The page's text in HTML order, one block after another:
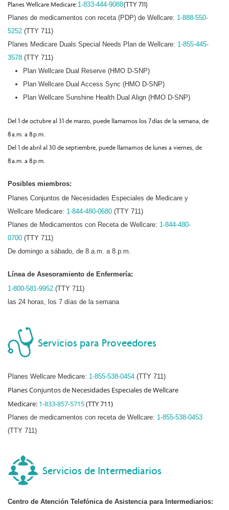
Planes Wellcare Medicare: 1-833-444-9088(TTY 711)
Planes de medicamentos con receta (PDP) de Wellcare: 1-888-550-
5252 (TTY 711)
Planes Medicare Duals Special Needs Plan de Wellcare: 1-855-445-
3578 (TTY 711)
Plan Wellcare Dual Reserve (HMO D-SNP)
Plan Wellcare Dual Access Sync (HMO D-SNP)
Plan Wellcare Sunshine Health Dual Align (HMO D-SNP)
Del 1 de octubre al 31 de marzo, puede llamarnos los 7 días de la semana, de
8 a.m. a 8 p.m.
Del 1 de abril al 30 de septiembre, puede llamarnos de lunes a viernes, de
8 a.m. a 8 p.m.
Posibles miembros:
Planes Conjuntos de Necesidades Especiales de Medicare y
Wellcare Medicare: 1-844-480-0680 (TTY 711)
Planes de Medicamentos con Receta de Wellcare: 1-844-480-
0700 (TTY 711)
De domingo a sábado, de 8 a.m. a 8 p.m.
Línea de Asesoramiento de Enfermería:
1-800-581-9952 (TTY 711)
las 24 horas, los 7 días de la semana
Servicios para Proveedores
Planes Wellcare Medicare: 1-855-538-0454 (TTY 711)
Planes Conjuntos de Necesidades Especiales de Wellcare
Medicare: 1-833-857-5715(TTY 711)
Planes de medicamentos con receta de Wellcare: 1-855-538-0453
(TTY 711)
Servicios de Intermediarios
Centro de Atención Telefónica de Asistencia para Intermediarios: